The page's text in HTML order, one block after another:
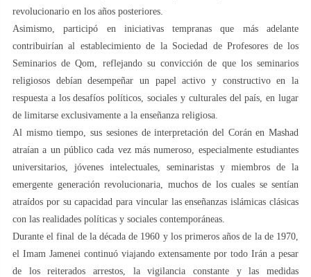
revolucionario en los años posteriores.
Asimismo, participó en iniciativas tempranas que más adelante
contribuirían al establecimiento de la Sociedad de Profesores de los
Seminarios de Qom, reflejando su convicción de que los seminarios
religiosos debían desempeñar un papel activo y constructivo en la
respuesta a los desafíos políticos, sociales y culturales del país, en lugar
de limitarse exclusivamente a la enseñanza religiosa.
Al mismo tiempo, sus sesiones de interpretación del Corán en Mashad
atraían a un público cada vez más numeroso, especialmente estudiantes
universitarios, jóvenes intelectuales, seminaristas y miembros de la
emergente generación revolucionaria, muchos de los cuales se sentían
atraídos por su capacidad para vincular las enseñanzas islámicas clásicas
con las realidades políticas y sociales contemporáneas.
Durante el final de la década de 1960 y los primeros años de la de 1970,
el Imam Jamenei continuó viajando extensamente por todo Irán a pesar
de los reiterados arrestos, la vigilancia constante y las medidas